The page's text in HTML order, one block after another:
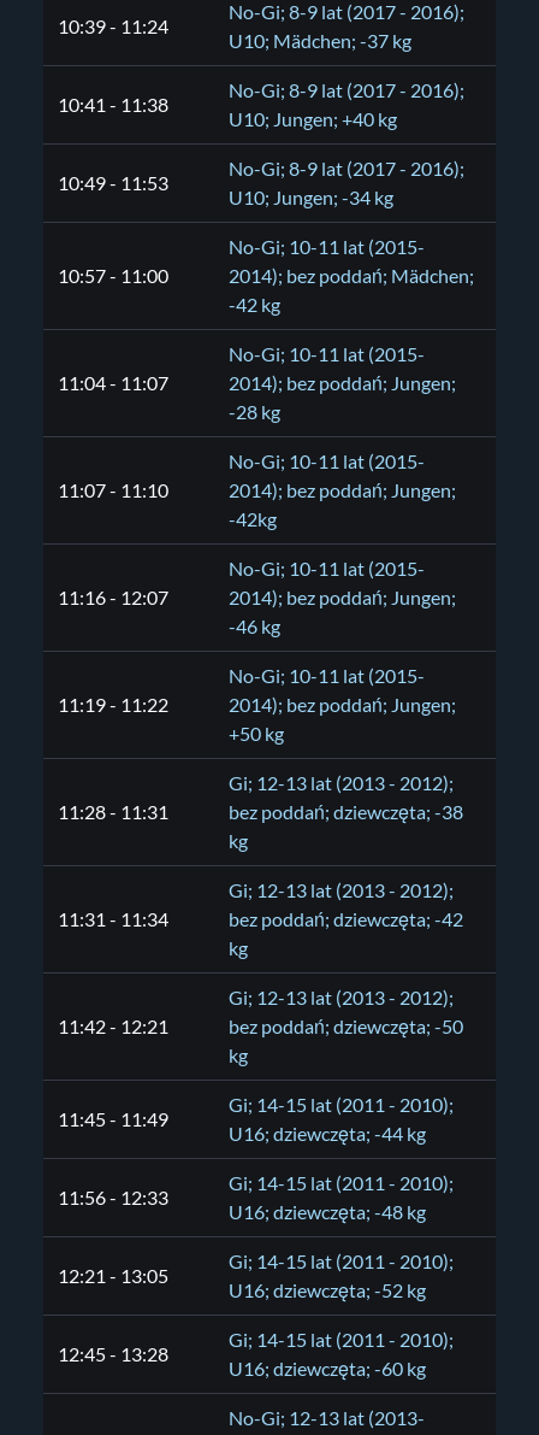
10:39 - 11:24
No-Gi; 8-9 lat (2017 - 2016);
U10; Mädchen; -37 kg
10:41 - 11:38
No-Gi; 8-9 lat (2017 - 2016);
U10; Jungen; +40 kg
10:49 - 11:53
No-Gi; 8-9 lat (2017 - 2016);
U10; Jungen; -34 kg
10:57 - 11:00
No-Gi; 10-11 lat (2015-
2014); bez poddań; Mädchen;
-42 kg
11:04 - 11:07
No-Gi; 10-11 lat (2015-
2014); bez poddań; Jungen;
-28 kg
11:07 - 11:10
No-Gi; 10-11 lat (2015-
2014); bez poddań; Jungen;
-42kg
11:16 - 12:07
No-Gi; 10-11 lat (2015-
2014); bez poddań; Jungen;
-46 kg
11:19 - 11:22
No-Gi; 10-11 lat (2015-
2014); bez poddań; Jungen;
+50 kg
11:28 - 11:31
Gi; 12-13 lat (2013 - 2012);
bez poddań; dziewczęta; -38
kg
11:31 - 11:34
Gi; 12-13 lat (2013 - 2012);
bez poddań; dziewczęta; -42
kg
11:42 - 12:21
Gi; 12-13 lat (2013 - 2012);
bez poddań; dziewczęta; -50
kg
11:45 - 11:49
Gi; 14-15 lat (2011 - 2010);
U16; dziewczęta; -44 kg
11:56 - 12:33
Gi; 14-15 lat (2011 - 2010);
U16; dziewczęta; -48 kg
12:21 - 13:05
Gi; 14-15 lat (2011 - 2010);
U16; dziewczęta; -52 kg
12:45 - 13:28
Gi; 14-15 lat (2011 - 2010);
U16; dziewczęta; -60 kg
No-Gi; 12-13 lat (2013-